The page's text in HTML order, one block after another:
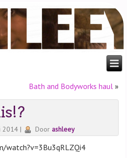
Bath and Bodyworks haul»
2014 | Door ashleey
watch?v=3Bu3qRLZQi4